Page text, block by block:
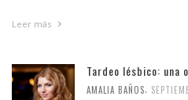
Leer más
Tardeo lésbico: una
AMALIA BAÑOS,